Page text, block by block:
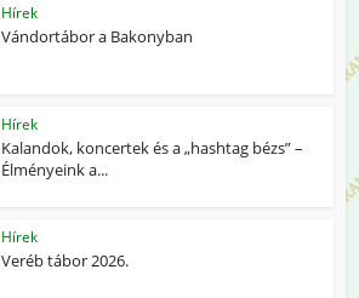
Hírek
Vándortábor a Bakonyban
Hírek
Kalandok, koncertek és a „hashtag bézs” –
Élményeink a...
Hírek
Veréb tábor 2026.